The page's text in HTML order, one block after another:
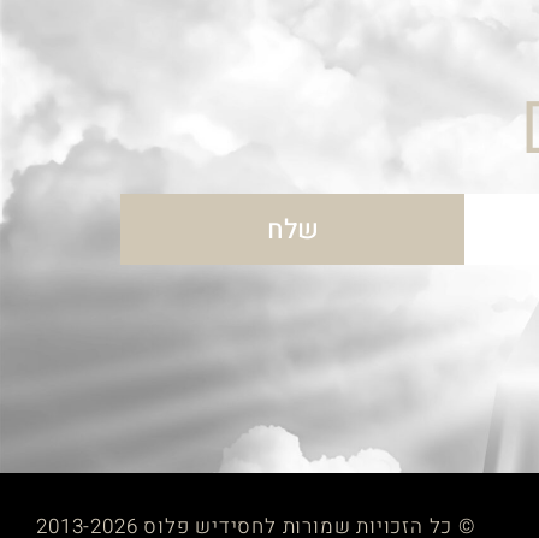
שלח
© כל הזכויות שמורות לחסידיש פלוס 2013-2026